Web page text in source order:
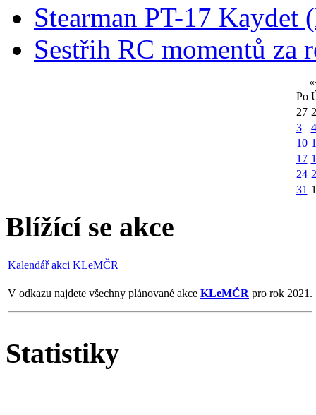
Stearman PT-17 Kaydet
Sestřih RC momentů za
«
Po
27
3
4
10
17
24
31 1
Blížící se akce
Kalendář akci KLeMČR
V odkazu najdete všechny plánované akce KLeMČR pro rok 2021.
Statistiky